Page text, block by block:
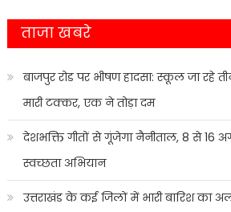
ताजा खबरे
बाजपुर रोड पर भीषण हादसा: स्कूल जा रहे
मारी टक्कर, एक ने तोड़ा दम
देशभक्ति गीतों से गूंजेगा नैनीताल, 8 से 16
स्वच्छता अभियान
उत्तराखंड के कई जिलों में भारी बारिश का